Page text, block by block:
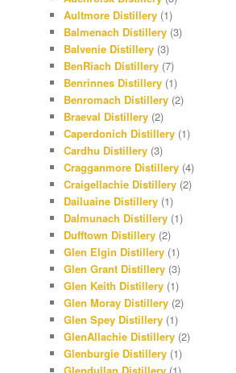
Aultmore Distillery (1)
Balmenach Distillery (3)
Balvenie Distillery (3)
BenRiach Distillery (7)
Benrinnes Distillery (1)
Benromach Distillery (2)
Braeval Distillery (2)
Caperdonich Distillery (1)
Cardhu Distillery (3)
Cragganmore Distillery (4)
Craigellachie Distillery (2)
Dailuaine Distillery (1)
Dalmunach Distillery (1)
Dufftown Distillery (2)
Glen Elgin Distillery (1)
Glen Grant Distillery (3)
Glen Keith Distillery (1)
Glen Moray Distillery (2)
Glen Spey Distillery (1)
GlenAllachie Distillery (2)
Glenburgie Distillery (1)